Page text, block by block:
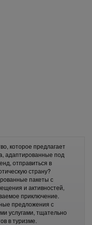
которое предлагает
адаптированные под
отправиться в
страну?
пакеты с
и активностей,
приключение.
предложения с
услугами, тщательно
в туризме.